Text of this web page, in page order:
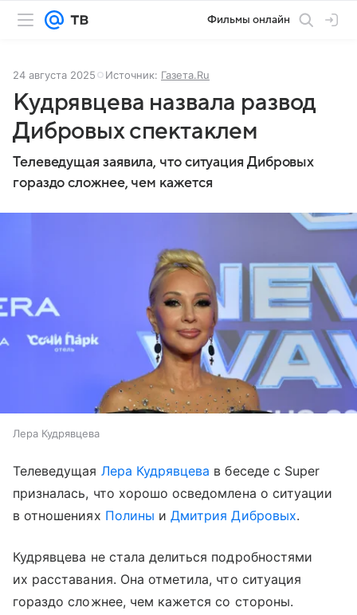
Фильмы онлайн
24 августа 2025 Источник: Газета.Ru
Кудрявцева назвала развод
Дибровых спектаклем
Телеведущая заявила, что ситуация Дибровых
гораздо сложнее, чем кажется
Лера Кудрявцева
Телеведущая Лера Кудрявцева в беседе с Super
призналась, что хорошо осведомлена о ситуации
в отношениях Полины и Дмитрия Дибровых.
Кудрявцева не стала делиться подробностями
их расставания. Она отметила, что ситуация
гораздо сложнее, чем кажется со стороны.